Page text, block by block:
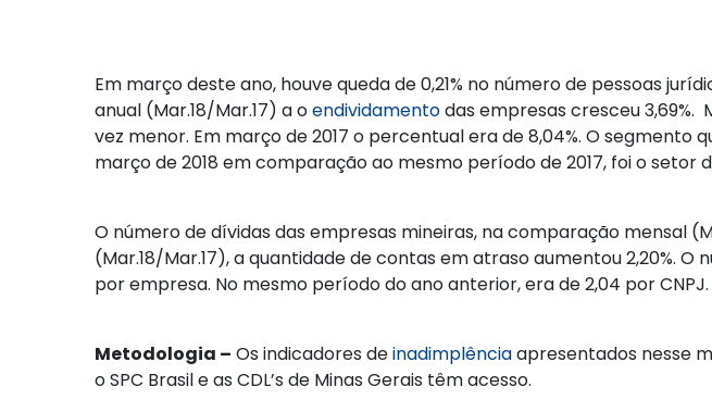
Em março deste ano, houve queda de 0,21% no número de pessoas
anual (Mar.18/Mar.17) a oendividamentodas empresas cresceu 3,69%.
vez menor. Em março de 2017 o percentual era de 8,04%. O
março de 2018 em comparação ao mesmo período de 2017, foi o setor
O número de dívidas das empresas mineiras, na comparação mensal
(Mar.18/Mar.17), a quantidade de contas em atraso aumentou 2,20%. O
por empresa. No mesmo período do ano anterior, era de 2,04 por CNPJ.
Metodologia – Os indicadores deinadimplênciaapresentados nesse
o SPC Brasil e as CDL’s de Minas Gerais têm acesso.